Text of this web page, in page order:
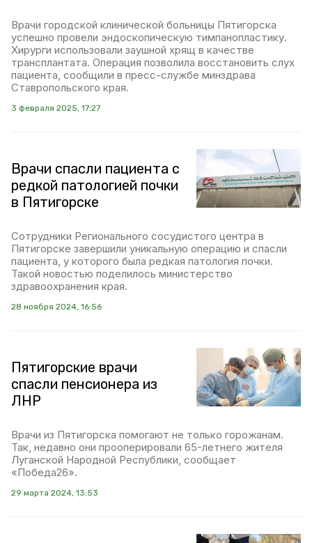
Врачи городской клинической больницы Пятигорска
успешно провели эндоскопическую тимпанопластику.
Хирурги использовали заушной хрящ в качестве
трансплантата. Операция позволила восстановить слух
пациента, сообщили в пресс-службе минздрава
Ставропольского края.
3 февраля 2025, 17:27
Врачи спасли пациента с
редкой патологией почки
в Пятигорске
Сотрудники Регионального сосудистого центра в
Пятигорске завершили уникальную операцию и спасли
пациента, у которого была редкая патология почки.
Такой новостью поделилось министерство
здравоохранения края.
28 ноября 2024, 16:56
Пятигорские врачи
спасли пенсионера из
ЛНР
Врачи из Пятигорска помогают не только горожанам.
Так, недавно они прооперировали 65-летнего жителя
Луганской Народной Республики, сообщает
«Победа26».
29 марта 2024, 13:53